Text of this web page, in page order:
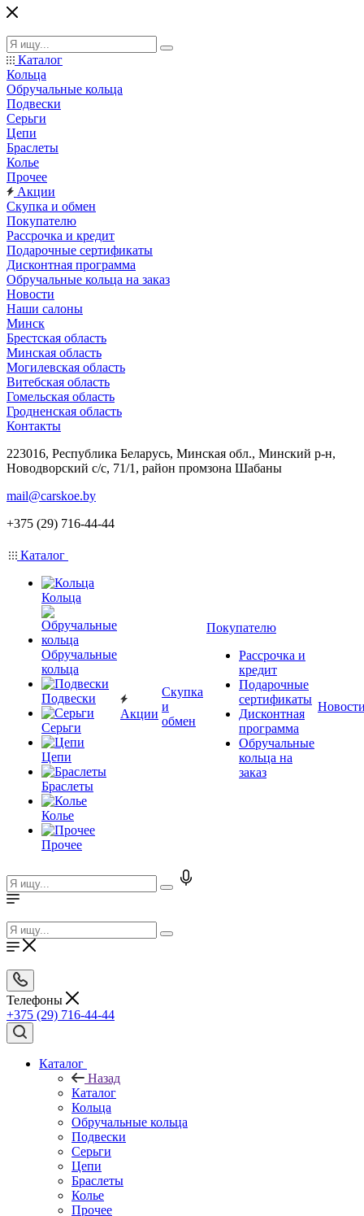
Каталог
Кольца
Обручальные кольца
Подвески
Серьги
Цепи
Браслеты
Колье
Прочее
Акции
Скупка и обмен
Покупателю
Рассрочка и кредит
Подарочные сертификаты
Дисконтная программа
Обручальные кольца на заказ
Новости
Наши салоны
Минск
Брестская область
Минская область
Могилевская область
Витебская область
Гомельская область
Гродненская область
Контакты
223016, Республика Беларусь, Минская обл., Минский р-н,
Новодворский с/с, 71/1, район промзона Шабаны
mail@carskoe.by
+375 (29) 716-44-44
Каталог
Кольца
Обручальные
кольца
Подвески
Серьги
Цепи
Браслеты
Колье
Прочее
Акции
Скупка
и
обмен
Покупателю
Рассрочка и
кредит
Подарочные
сертификаты
Дисконтная
программа
Обручальные
кольца на
заказ
Телефоны
+375 (29) 716-44-44
Каталог
Назад
Каталог
Кольца
Обручальные кольца
Подвески
Серьги
Цепи
Браслеты
Колье
Прочее